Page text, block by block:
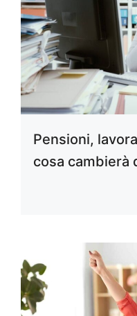
Pensioni,
cosa cambierà